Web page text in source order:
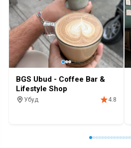
BGS Ubud - Coffee Bar &
Lifestyle Shop
Убуд
4.8